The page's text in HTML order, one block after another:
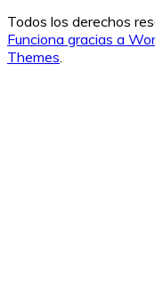
Todos los derechos
Funciona gracias a
Themes.